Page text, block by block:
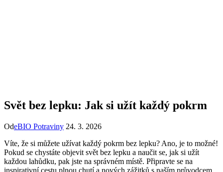
Svět bez lepku: Jak si užít každý pokrm
OdeBIO Potraviny 24. 3. 2026
Víte, že si můžete užívat každý pokrm bez lepku? Ano, je to možné!
Pokud se chystáte objevit svět bez lepku a naučit se, jak si užít
každou lahůdku, pak jste na správném místě. Připravte se na
inspirativní cestu plnou chutí a nových zážitků s naším průvodcem